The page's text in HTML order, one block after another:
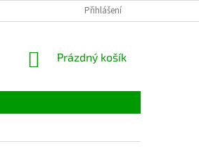
VELKOOBCHOD
Přihlášení
NÁKUPNÍ
Prázdný košík